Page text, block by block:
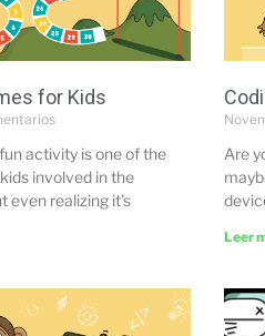
for Kids
activity is one of the
involved in the
realizing it’s
Are
Leer